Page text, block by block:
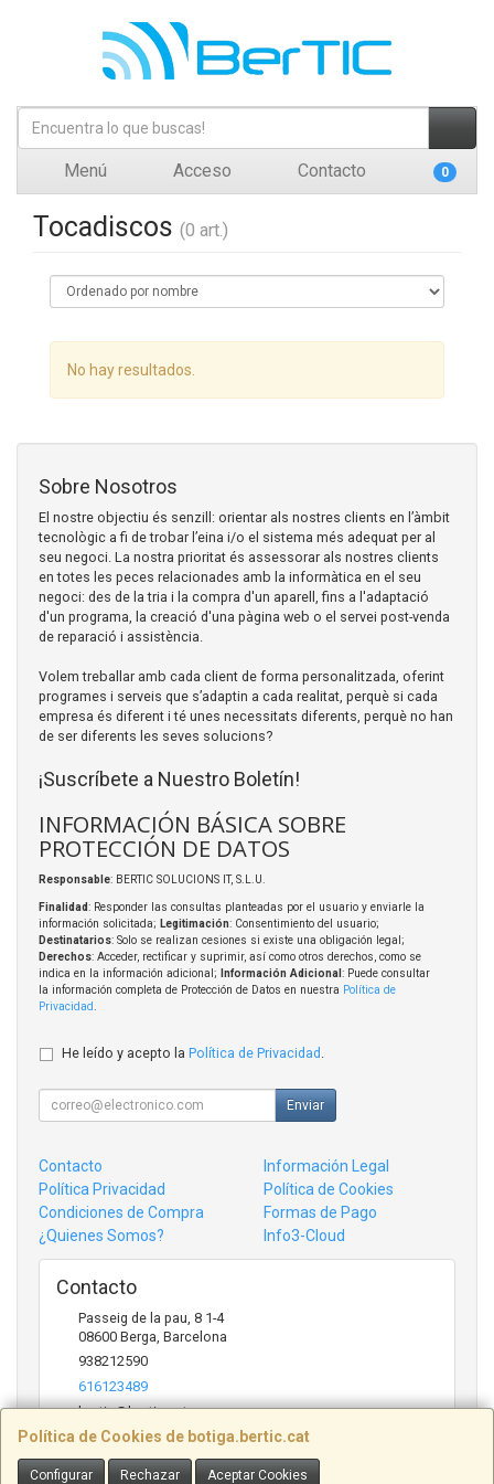
Menú Acceso Contacto 0
Tocadiscos (0 art.)
No hay resultados.
Política de Cookies de botiga.bertic.cat
Configurar Rechazar Aceptar Cookies
Sobre Nosotros
El nostre objectiu és senzill: orientar als nostres clients en l’àmbit
tecnològic a fi de trobar l’eina i/o el sistema més adequat per al
seu negoci. La nostra prioritat és assessorar als nostres clients
en totes les peces relacionades amb la informàtica en el seu
negoci: des de la tria i la compra d'un aparell, fins a l'adaptació
d'un programa, la creació d'una pàgina web o el servei post-venda
de reparació i assistència.
Volem treballar amb cada client de forma personalitzada, oferint
programes i serveis que s’adaptin a cada realitat, perquè si cada
empresa és diferent i té unes necessitats diferents, perquè no han
de ser diferents les seves solucions?
¡Suscríbete a Nuestro Boletín!
INFORMACIÓN BÁSICA SOBRE
PROTECCIÓN DE DATOS
Responsable: BERTIC SOLUCIONS IT, S.L.U.
Finalidad: Responder las consultas planteadas por el usuario y enviarle la
información solicitada; Legitimación: Consentimiento del usuario;
Destinatarios: Solo se realizan cesiones si existe una obligación legal;
Derechos: Acceder, rectificar y suprimir, así como otros derechos, como se
indica en la información adicional;
Información Adicional : Puede consultar
la información completa de Protección de Datos en nuestra Política de
Privacidad
He leído y acepto la Política de Privacidad .
Enviar
Contacto
Información Legal
Política Privacidad
Política de Cookies
Condiciones de Compra
Formas de Pago
¿Quienes Somos?
Info3-Cloud
Contacto
Passeig de la pau, 8 1-4
08600 Berga, Barcelona
938212590
616123489
bertic@bertic.cat